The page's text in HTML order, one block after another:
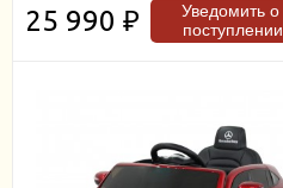
25 990 ₽
Уведомить о
поступлении